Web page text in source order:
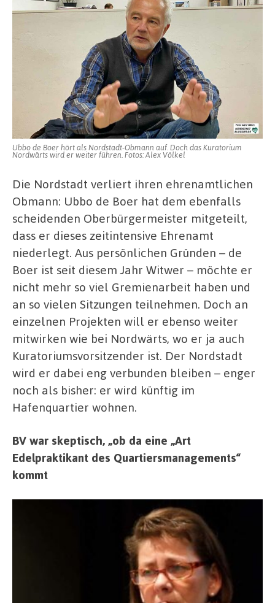
Ubbo de Boer hört als Nordstadt-Obmann auf. Doch das Kuratorium
Nordwärts wird er weiter führen. Fotos: Alex Völkel
Die Nordstadt verliert ihren ehrenamtlichen
Obmann: Ubbo de Boer hat dem ebenfalls
scheidenden Oberbürgermeister mitgeteilt,
dass er dieses zeitintensive Ehrenamt
niederlegt. Aus persönlichen Gründen – de
Boer ist seit diesem Jahr Witwer – möchte er
nicht mehr so viel Gremienarbeit haben und
an so vielen Sitzungen teilnehmen. Doch an
einzelnen Projekten will er ebenso weiter
mitwirken wie bei Nordwärts, wo er ja auch
Kuratoriumsvorsitzender ist. Der Nordstadt
wird er dabei eng verbunden bleiben – enger
noch als bisher: er wird künftig im
Hafenquartier wohnen.
BV war skeptisch, „ob da eine „Art
Edelpraktikant des Quartiersmanagements“
kommt